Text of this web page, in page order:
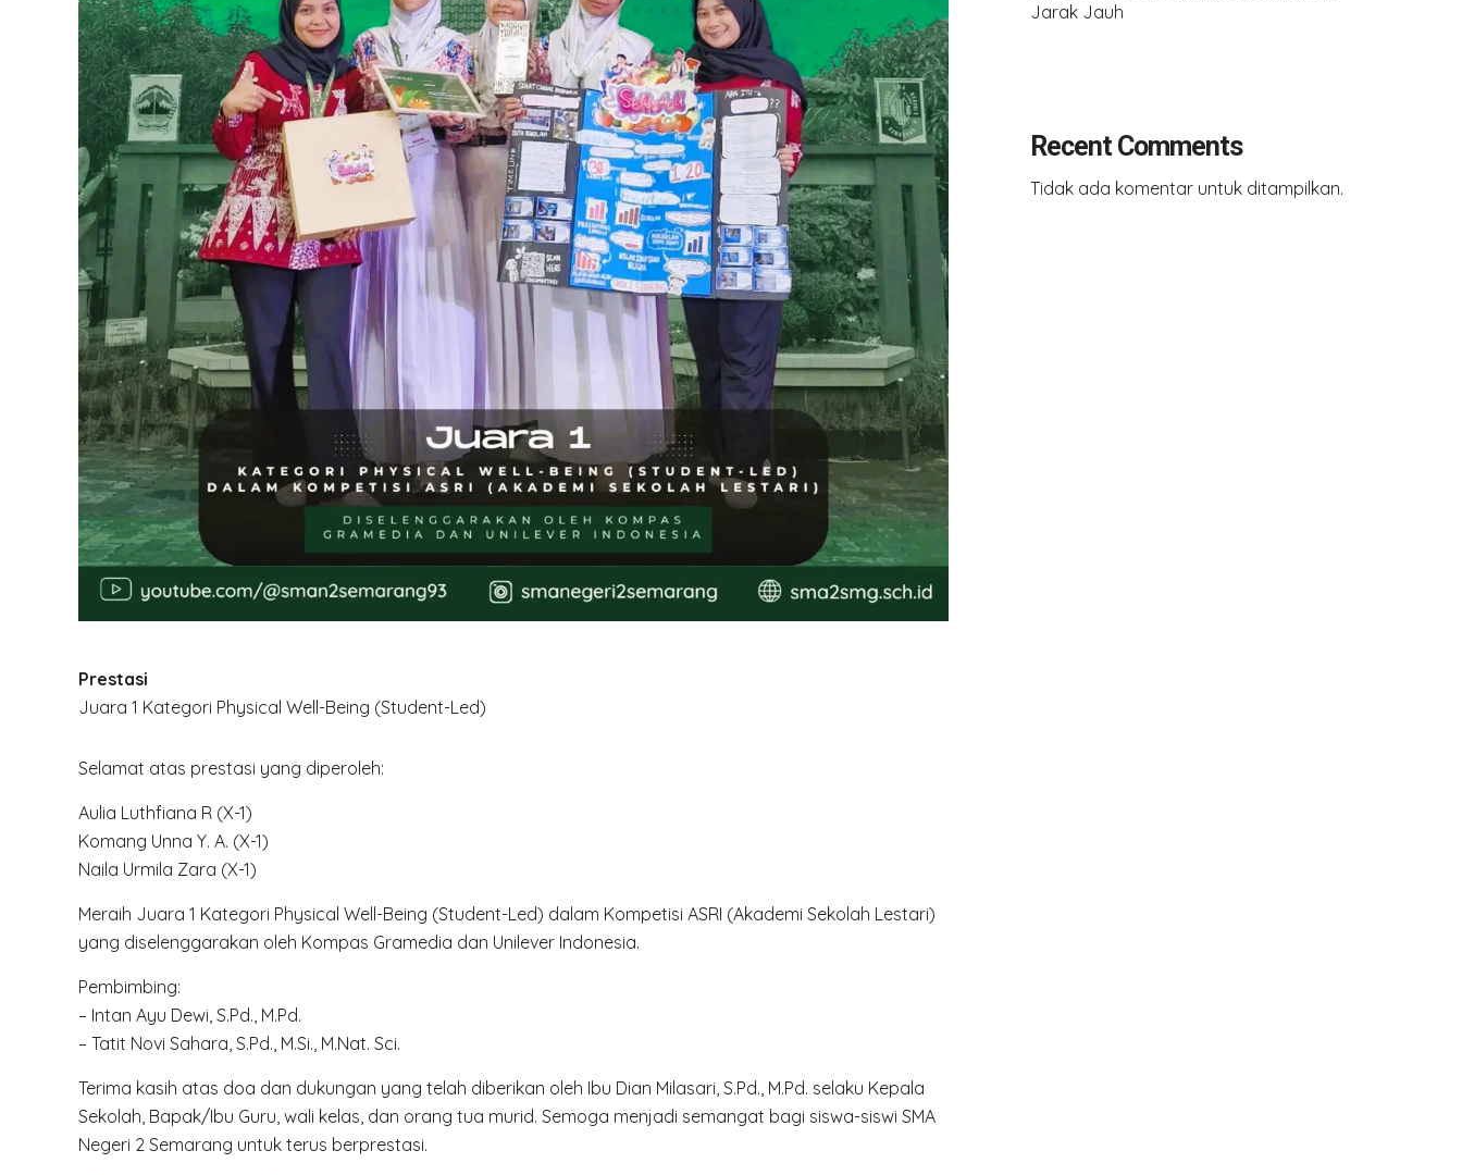
Prestasi
Juara 1 Kategori Physical Well-Being (Student-Led)
Selamat atas prestasi yang diperoleh:
Aulia Luthfiana R (X-1)
Komang Unna Y. A. (X-1)
Naila Urmila Zara (X-1)
Meraih Juara 1 Kategori Physical Well-Being (Student-Led) dalam Kompetisi ASRI (Akademi Sekolah Lestari)
yang diselenggarakan oleh Kompas Gramedia dan Unilever Indonesia.
Pembimbing:
– Intan Ayu Dewi, S.Pd., M.Pd.
– ⁠Tatit Novi Sahara, S.Pd., M.Si., M.Nat. Sci.
Terima kasih atas doa dan dukungan yang telah diberikan oleh Ibu Dian Milasari, S.Pd., M.Pd. selaku Kepala
Sekolah, Bapak/Ibu Guru, wali kelas, dan orang tua murid. Semoga menjadi semangat bagi siswa-siswi SMA
Negeri 2 Semarang untuk terus berprestasi.
Jarak Jauh
Recent Comments
Tidak ada komentar untuk ditampilkan.